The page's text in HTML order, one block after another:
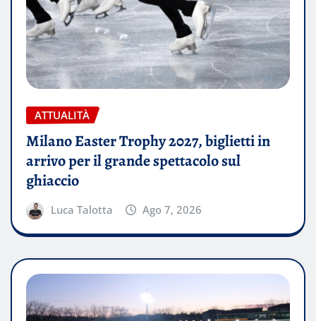
ATTUALITÀ
Milano Easter Trophy 2027, biglietti in
arrivo per il grande spettacolo sul
ghiaccio
Luca Talotta Ago 7, 2026